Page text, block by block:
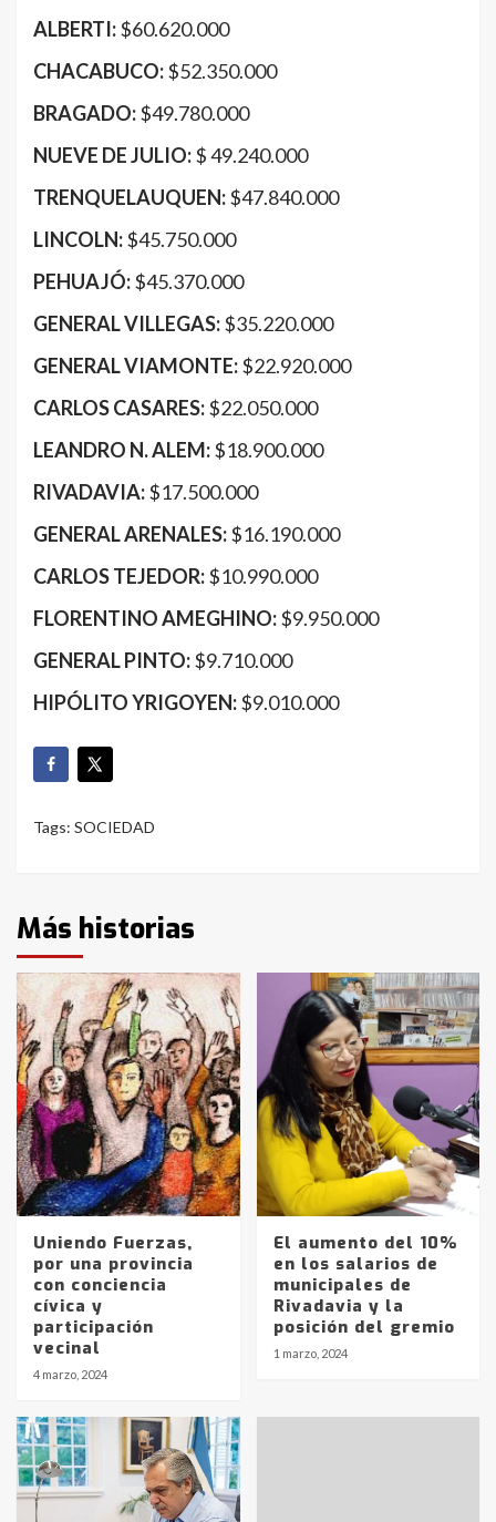
ALBERTI:$60.620.000
CHACABUCO:$52.350.000
BRAGADO:$49.780.000
NUEVE DE JULIO:$ 49.240.000
TRENQUELAUQUEN:$47.840.000
LINCOLN:$45.750.000
PEHUAJÓ:$45.370.000
GENERAL VILLEGAS:$35.220.000
GENERAL VIAMONTE:$22.920.000
CARLOS CASARES:$22.050.000
LEANDRO N. ALEM:$18.900.000
RIVADAVIA:$17.500.000
GENERAL ARENALES:$16.190.000
CARLOS TEJEDOR:$10.990.000
FLORENTINO AMEGHINO:$9.950.000
GENERAL PINTO:$9.710.000
HIPÓLITO YRIGOYEN:$9.010.000
Tags: SOCIEDAD
Más historias
Uniendo Fuerzas,
por una provincia
con conciencia
cívica y
participación
vecinal
4 marzo, 2024
El aumento del 10%
en los salarios de
municipales de
Rivadavia y la
posición del gremio
1 marzo, 2024